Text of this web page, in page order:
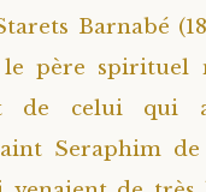
Barnabé
père spirituel
de celui qui
Seraphim